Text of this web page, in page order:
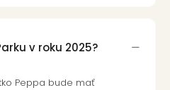
v roku 2025?
Peppa bude mať